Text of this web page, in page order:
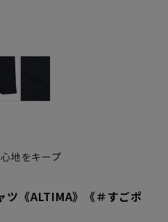
地をキープ
ツ《ALTIMA》《＃すごポ